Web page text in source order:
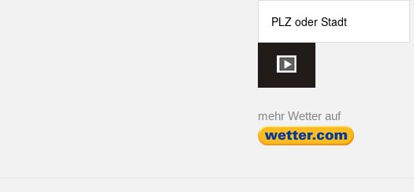
mehr Wetter auf